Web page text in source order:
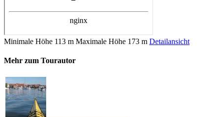
Minimale Höhe 113 m Maximale Höhe 173 m Detailansicht
Mehr zum Tourautor